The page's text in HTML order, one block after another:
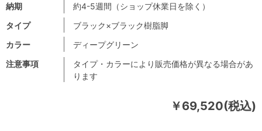
￥69,520(税込)
注意事項
タイプ・カラーにより販売価格が異なる場合があ
ります
納期
約4-5週間（ショップ休業日を除く）
タイプ
ブラック×ブラック樹脂脚
カラー
ディープグリーン